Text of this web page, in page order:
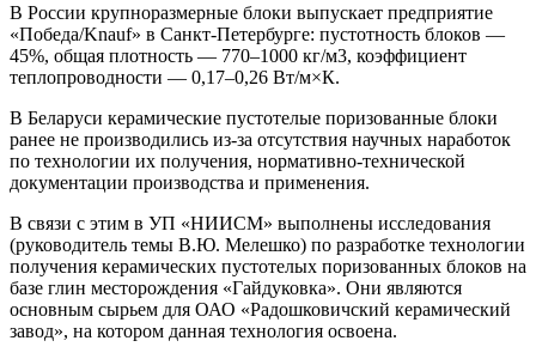
В России крупноразмерные блоки выпускает предприятие
«Победа/Knauf» в Санкт-Петербурге: пустотность блоков —
45%, общая плотность — 770–1000 кг/м3, коэффициент
теплопроводности — 0,17–0,26 Вт/м×К.
В Беларуси керамические пустотелые поризованные блоки
ранее не производились из-за отсутствия научных наработок
по технологии их получения, нормативно-технической
документации производства и применения.
В связи с этим в УП «НИИСМ» выполнены исследования
(руководитель темы В.Ю. Мелешко) по разработке технологии
получения керамических пустотелых поризованных блоков на
базе глин месторождения «Гайдуковка». Они являются
основным сырьем для ОАО «Радошковичский керамический
завод», на котором данная технология освоена.